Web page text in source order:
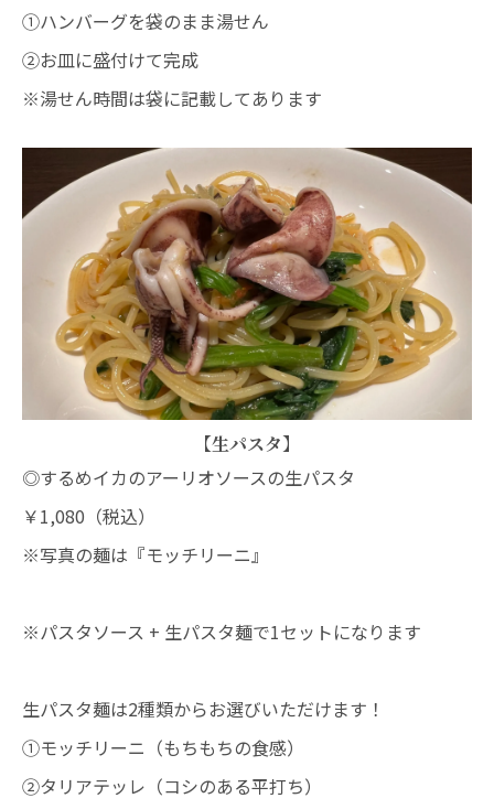
①ハンバーグを袋のまま湯せん
②お皿に盛付けて完成
※湯せん時間は袋に記載してあります
【生パスタ】
◎するめイカのアーリオソースの生パスタ
￥1,080（税込）
※写真の麺は『モッチリーニ』
※パスタソース + 生パスタ麺で1セットになります
生パスタ麺は2種類からお選びいただけます！
①モッチリーニ（もちもちの食感）
②タリアテッレ（コシのある平打ち）